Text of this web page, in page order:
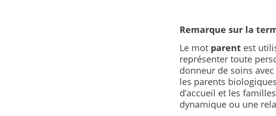
Remarque sur la
Le mot parentest
représenter toute
donneur de soins
les parents
d’accueil et les
dynamique ou une